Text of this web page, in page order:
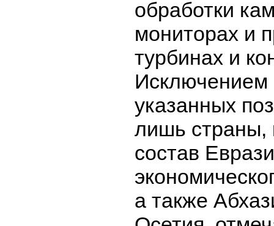
обработки
мониторах и
турбинах и
Исключением
указанных
лишь страны,
состав
а также